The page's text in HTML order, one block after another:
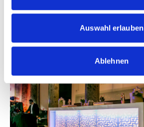
Auswahl erlauben
Ablehnen
Bar Paris, Remus Sebastopolis.